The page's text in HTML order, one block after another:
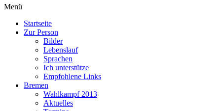
Menü
Startseite
Zur Person
Bilder
Lebenslauf
Sprachen
Ich unterstütze
Empfohlene Links
Bremen
Wahlkampf 2013
Aktuelles